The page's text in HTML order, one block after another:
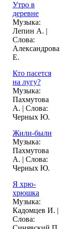
Утро в
деревне
Музыка:
Лепин А. |
Слова:
Александрова
Е.
Кто пасется
на лугу?
Музыка:
Пахмутова
А. | Слова:
Черных Ю.
Жили-были
Музыка:
Пахмутова
А. | Слова:
Черных Ю.
Я хрю-
хрюшка
Музыка:
Кадомцев И. |
Слова: